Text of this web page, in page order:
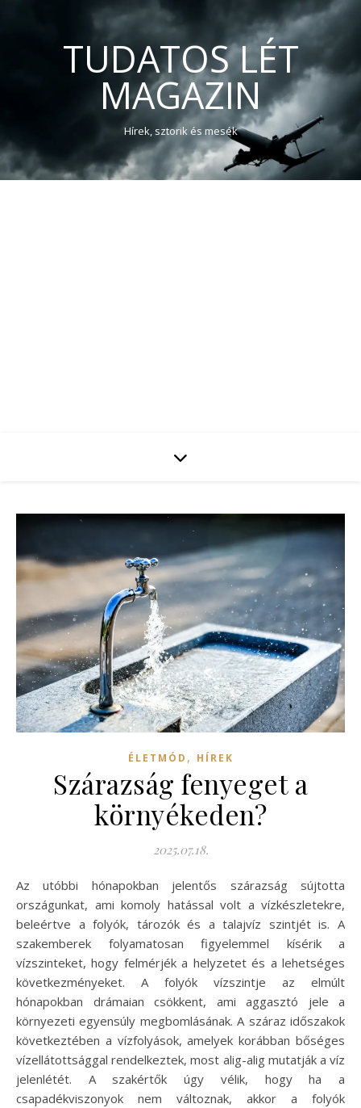
TUDATOS LÉT
MAGAZIN
Hírek, sztorik és mesék
ÉLETMÓD , HÍREK
Szárazság fenyeget a
környékeden?
2025.07.18.
Az utóbbi hónapokban jelentős szárazság sújtotta
országunkat, ami komoly hatással volt a vízkészletekre,
beleértve a folyók, tározók és a talajvíz szintjét is. A
szakemberek folyamatosan figyelemmel kísérik a
vízszinteket, hogy felmérjék a helyzetet és a lehetséges
következményeket. A folyók vízszintje az elmúlt
hónapokban drámaian csökkent, ami aggasztó jele a
környezeti egyensúly megbomlásának. A száraz időszakok
következtében a vízfolyások, amelyek korábban bőséges
vízellátottsággal rendelkeztek, most alig-alig mutatják a víz
jelenlétét. A szakértők úgy vélik, hogy ha a
csapadékviszonyok nem változnak, akkor a folyók